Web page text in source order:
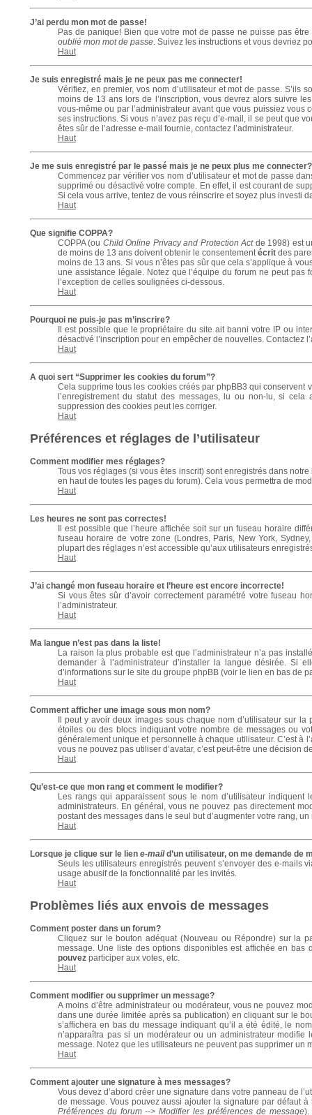
J’ai perdu mon mot de passe!
Pas de panique! Bien que votre mot de passe ne puisse pas
oublié mon mot de passe. Suivez les instructions et vous devriez
Haut
Je suis enregistré mais je ne peux pas me connecter!
Vérifiez, en premier, vos nom d’utilisateur et mot de passe. S’ils
moins de 13 ans lors de l’inscription, vous devrez alors suivre
vous-même ou par l’administrateur avant que vous puissiez
ses instructions. Si vous n’avez pas reçu d’e-mail, il se peut que
êtes sûr de l’adresse e-mail fournie, contactez l’administrateur.
Haut
Je me suis enregistré par le passé mais je ne peux plus me
Commencez par vérifier vos nom d’utilisateur et mot de passe
supprimé ou désactivé votre compte. En effet, il est courant de
Si cela vous arrive, tentez de vous réinscrire et soyez plus investi
Haut
Que signifie COPPA?
COPPA (ou Child Online Privacy and Protection Actde 1998) est
de moins de 13 ans doivent obtenir le consentementécrit des
moins de 13 ans. Si vous n’êtes pas sûr que cela s’applique à
une assistance légale. Notez que l’équipe du forum ne peut
l’exception de celles soulignées ci-dessous.
Haut
Pourquoi ne puis-je pas m’inscrire?
Il est possible que le propriétaire du site ait banni votre IP ou
désactivé l’inscription pour en empêcher de nouvelles. Contactez
Haut
A quoi sert “Supprimer les cookies du forum”?
Cela supprime tous les cookies créés par phpBB3 qui
l’enregistrement du statut des messages, lu ou non-lu, si
suppression des cookies peut les corriger.
Haut
Préférences et réglages de l’utilisateur
Comment modifier mes réglages?
Tous vos réglages (si vous êtes inscrit) sont enregistrés dans
en haut de toutes les pages du forum). Cela vous permettra de
Haut
Les heures ne sont pas correctes!
Il est possible que l’heure affichée soit sur un fuseau horaire
fuseau horaire de votre zone (Londres, Paris, New York,
plupart des réglages n’est accessible qu’aux utilisateurs
Haut
J’ai changé mon fuseau horaire et l’heure est encore incorrecte!
Si vous êtes sûr d’avoir correctement paramétré votre fuseau
l’administrateur.
Haut
Ma langue n’est pas dans la liste!
La raison la plus probable est que l’administrateur n’a pas
demander à l’administrateur d’installer la langue désirée. Si
d’informations sur le site du groupe phpBB (voir le lien en bas de
Haut
Comment afficher une image sous mon nom?
Il peut y avoir deux images sous chaque nom d’utilisateur sur
étoiles ou des blocs indiquant votre nombre de messages ou
généralement unique et personnelle à chaque utilisateur. C’est à
vous ne pouvez pas utiliser d’avatar, c’est peut-être une décision
Haut
Qu’est-ce que mon rang et comment le modifier?
Les rangs qui apparaissent sous le nom d’utilisateur
administrateurs. En général, vous ne pouvez pas directement
postant des messages dans le seul but d’augmenter votre rang,
Haut
Lorsque je clique sur le lien e-maild’un utilisateur, on me demande de
Seuls les utilisateurs enregistrés peuvent s’envoyer des e-mails
usage abusif de la fonctionnalité par les invités.
Haut
Problèmes liés aux envois de messages
Comment poster dans un forum?
Cliquez sur le bouton adéquat (Nouveau ou Répondre) sur la
message. Une liste des options disponibles est affichée en
pouvezparticiper aux votes, etc.
Haut
Comment modifier ou supprimer un message?
A moins d’être administrateur ou modérateur, vous ne pouvez
dans une durée limitée après sa publication) en cliquant sur le
s’affichera en bas du message indiquant qu’il a été édité, le
n’apparaîtra pas si un modérateur ou un administrateur
message. Notez que les utilisateurs ne peuvent pas supprimer un
Haut
Comment ajouter une signature à mes messages?
Vous devez d’abord créer une signature dans votre panneau de
de message. Vous pouvez aussi ajouter la signature par défaut
Préférences du forum --> Modifier les préférences de message).